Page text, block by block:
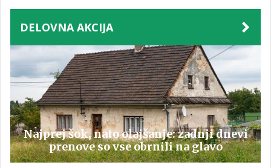
DELOVNA AKCIJA
Najprej šok, nato olajšanje: zadnji dnevi
prenove so vse obrnili na glavo